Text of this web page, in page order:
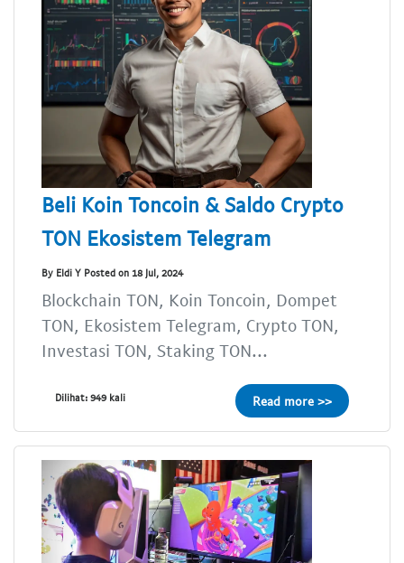
Beli Koin Toncoin & Saldo Crypto
TON Ekosistem Telegram
By Eldi Y Posted on 18 Jul, 2024
Blockchain TON, Koin Toncoin, Dompet
TON, Ekosistem Telegram, Crypto TON,
Investasi TON, Staking TON...
Dilihat: 949 kali Read more >>